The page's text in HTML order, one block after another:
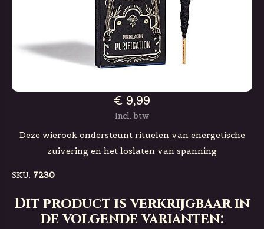
€ 9,99
Incl. btw
Deze wierook ondersteunt rituelen van energetische
zuivering en het loslaten van spanning
SKU: 7230
Dit product is verkrijgbaar in
de volgende varianten: